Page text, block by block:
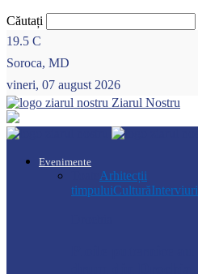
Căutați
19.5 C
Soroca, MD
vineri, 07 august 2026
Ziarul Nostru
Evenimente
Arhitecții
timpuluiCulturăInterviuri